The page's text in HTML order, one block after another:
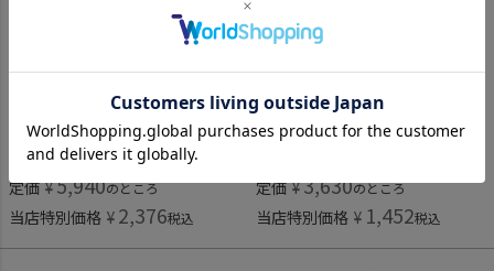
[コキュリコ] Vague パンツ ブラック(1)
定価 ¥5,940のところ
当店特別価格 ¥ 2,376税込
オーシャン＆グラウンド
[オーシャン＆グラウンド] フリルパンツ ブラウン(BR)
定価 ¥3,630のところ
当店特別価格 ¥ 1,452税込